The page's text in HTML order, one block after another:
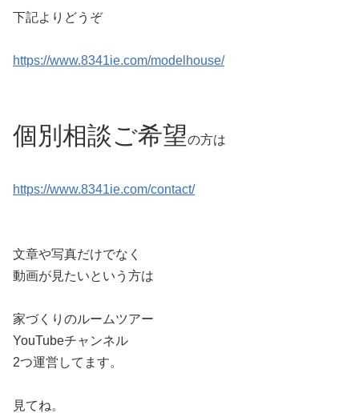
下記よりどうぞ
https://www.8341ie.com/modelhouse/
個別相談ご希望の方は
https://www.8341ie.com/contact/
文章や写真だけでなく
動画が見たいという方は
家づくりのルームツアー
YouTubeチャンネル
2つ運営してます。
見てね。